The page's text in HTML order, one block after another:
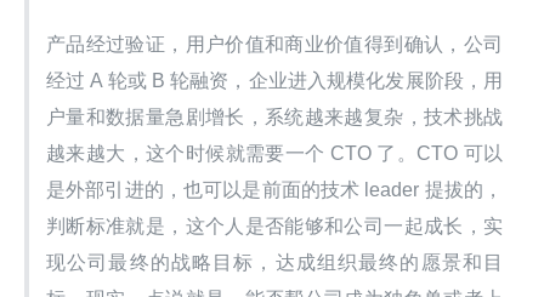
产品经过验证，用户价值和商业价值得到确认，公司
经过 A 轮或 B 轮融资，企业进入规模化发展阶段，用
户量和数据量急剧增长，系统越来越复杂，技术挑战
越来越大，这个时候就需要一个 CTO 了。CTO 可以
是外部引进的，也可以是前面的技术 leader 提拔的，
判断标准就是，这个人是否能够和公司一起成长，实
现公司最终的战略目标，达成组织最终的愿景和目